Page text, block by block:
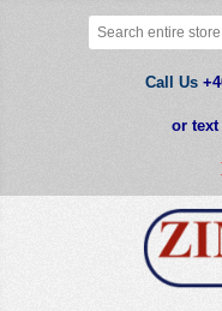
Call Us
or text